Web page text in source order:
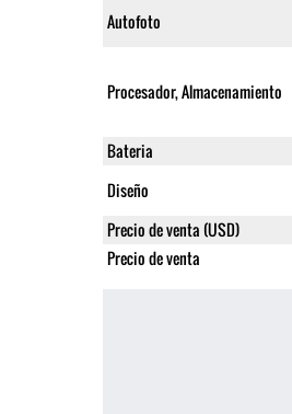
Autofoto
Procesador, Almacenamiento
Bateria
Diseño
Precio de venta (USD)
Precio de venta